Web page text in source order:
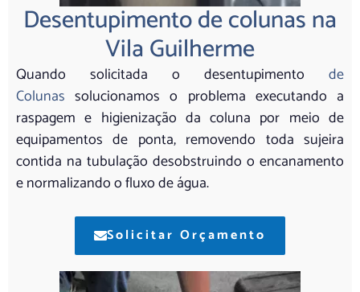
Desentupimento de colunas na
Vila Guilherme
Quando solicitada o desentupimento de
Colunas solucionamos o problema executando a
raspagem e higienização da coluna por meio de
equipamentos de ponta, removendo toda sujeira
contida na tubulação desobstruindo o encanamento
e normalizando o fluxo de água.
Solicitar Orçamento